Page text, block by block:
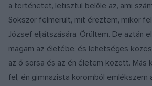
a történetet, letisztul belőle az, ami
Sokszor felmerült, mit éreztem, mikor
József eljátszására. Örültem. De aztán
magam az életébe, és lehetséges
az ő sorsa és az én életem között. Más
fel, én gimnazista koromból emlékszem